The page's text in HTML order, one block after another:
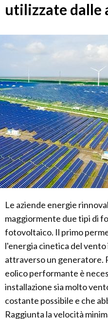
utilizzate dalle
Le aziende energie
maggiormente due tipi di
fotovoltaico. Il primo
l'energia cinetica del
attraverso un generatore.
eolico performante è
installazione sia molto
costante possibile e che
Raggiunta la velocità